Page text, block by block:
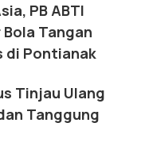
PB ABTI
Tangan
di Pontianak
Tinjau Ulang
Tanggung